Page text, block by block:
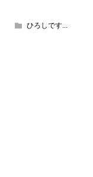
ひろしです...